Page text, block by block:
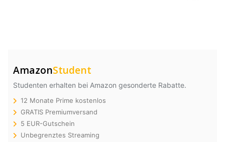
AmazonStudent
Studenten erhalten bei Amazon gesonderte Rabatte.
12 Monate Prime kostenlos
GRATIS Premiumversand
5 EUR-Gutschein
Unbegrenztes Streaming